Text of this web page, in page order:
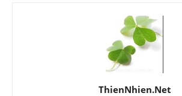
ThienNhien.Net